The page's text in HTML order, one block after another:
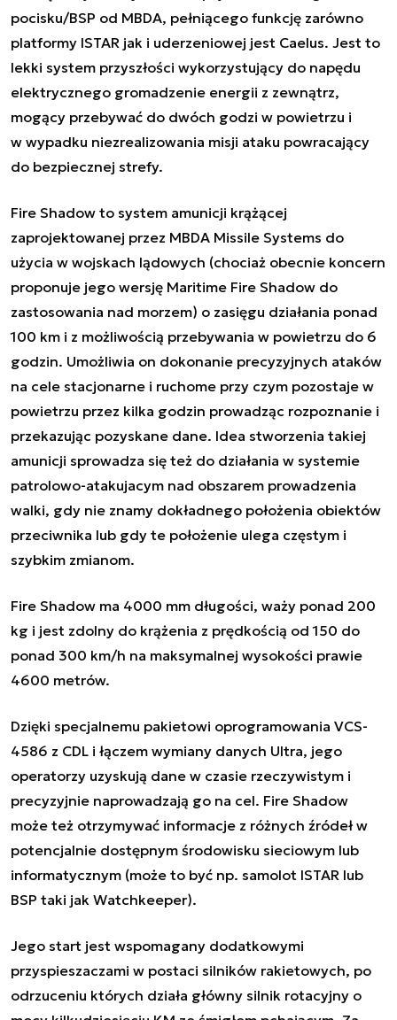
pocisku/BSP od MBDA, pełniącego funkcję zarówno
platformy ISTAR jak i uderzeniowej jest Caelus. Jest to
lekki system przyszłości wykorzystujący do napędu
elektrycznego gromadzenie energii z zewnątrz,
mogący przebywać do dwóch godzi w powietrzu i
w wypadku niezrealizowania misji ataku powracający
do bezpiecznej strefy.
Fire Shadow to system amunicji krążącej
zaprojektowanej przez MBDA Missile Systems do
użycia w wojskach lądowych (chociaż obecnie koncern
proponuje jego wersję Maritime Fire Shadow do
zastosowania nad morzem) o zasięgu działania ponad
100 km i z możliwością przebywania w powietrzu do 6
godzin. Umożliwia on dokonanie precyzyjnych ataków
na cele stacjonarne i ruchome przy czym pozostaje w
powietrzu przez kilka godzin prowadząc rozpoznanie i
przekazując pozyskane dane. Idea stworzenia takiej
amunicji sprowadza się też do działania w systemie
patrolowo-atakujacym nad obszarem prowadzenia
walki, gdy nie znamy dokładnego położenia obiektów
przeciwnika lub gdy te położenie ulega częstym i
szybkim zmianom.
Fire Shadow ma 4000 mm długości, waży ponad 200
kg i jest zdolny do krążenia z prędkością od 150 do
ponad 300 km/h na maksymalnej wysokości prawie
4600 metrów.
Dzięki specjalnemu pakietowi oprogramowania VCS-
4586 z CDL i łączem wymiany danych Ultra, jego
operatorzy uzyskują dane w czasie rzeczywistym i
precyzyjnie naprowadzają go na cel. Fire Shadow
może też otrzymywać informacje z różnych źródeł w
potencjalnie dostępnym środowisku sieciowym lub
informatycznym (może to być np. samolot ISTAR lub
BSP taki jak Watchkeeper).
Jego start jest wspomagany dodatkowymi
przyspieszaczami w postaci silników rakietowych, po
odrzuceniu których działa główny silnik rotacyjny o